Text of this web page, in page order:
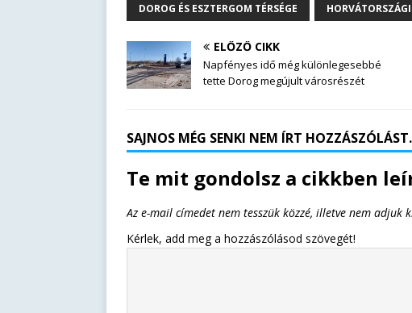
DOROG ÉS ESZTERGOM TÉRSÉGE
ELŐZŐ CIKK
Napfényes idő még különlegesebbé
tette Dorog megújult városrészét
SAJNOS MÉG SENKI NEM ÍRT
Te mit gondolsz a cikkben
Az e-mail címedet nem tesszük közzé, illetve nem adjuk
Kérlek, add meg a hozzászólásod szövegét!